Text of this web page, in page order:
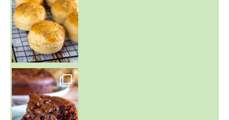
~ GÂTEAU FONDANT CHOCO NOISETTE ~
C'est lundi